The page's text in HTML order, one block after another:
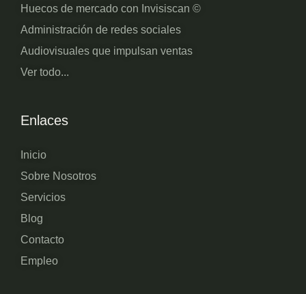
Enlaces
Inicio
Sobre Nosotros
Servicios
Blog
Contacto
Empleo
Huecos de mercado con Invisiscan ©
Administración de redes sociales
Audiovisuales que impulsan ventas
Ver todo...